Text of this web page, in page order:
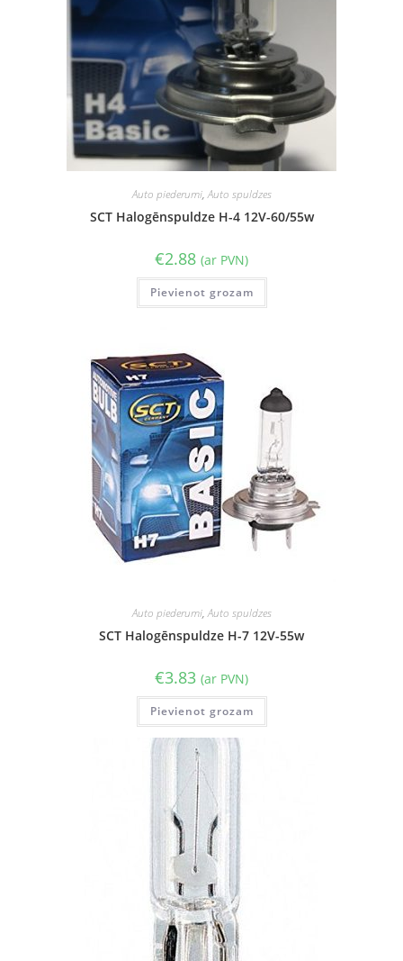
Auto piederumi,Auto spuldzes
SCT Halogēnspuldze H-4 12V-60/55w
€2.88 (ar PVN)
Pievienot grozam
Auto piederumi,Auto spuldzes
SCT Halogēnspuldze H-7 12V-55w
€3.83 (ar PVN)
Pievienot grozam